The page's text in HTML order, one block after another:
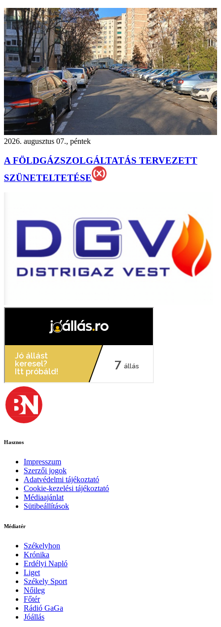
2026. augusztus 07., péntek
A FÖLDGÁZSZOLGÁLTATÁS TERVEZETT
SZÜNETELTETÉSE
Hasznos
Impresszum
Szerzői jogok
Adatvédelmi tájékoztató
Cookie-kezelési tájékoztató
Médiaajánlat
Sütibeállítások
Médiatér
Székelyhon
Krónika
Erdélyi Napló
Liget
Székely Sport
Nőileg
Főtér
Rádió GaGa
Jóállás